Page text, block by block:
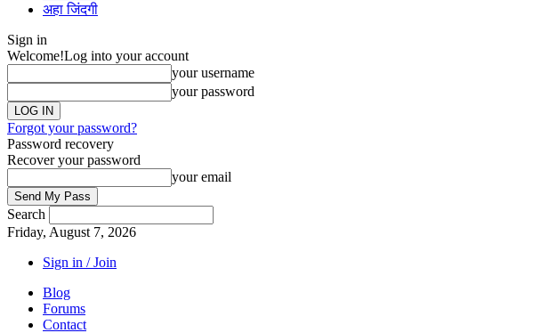
अहा जिंदगी
Sign in
Welcome!Log into your account
your username
your password
Forgot your password?
Password recovery
Recover your password
your email
Search
Friday, August 7, 2026
Sign in / Join
Blog
Forums
Contact